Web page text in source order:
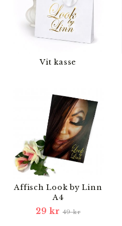
Vit kasse
Affisch Look by Linn
A4
29 kr 49 kr